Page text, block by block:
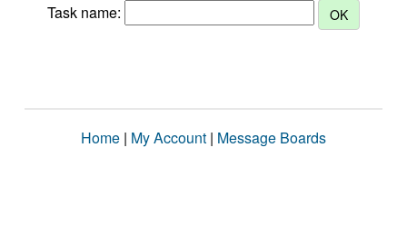
Task name:
Home | My Account | Message Boards